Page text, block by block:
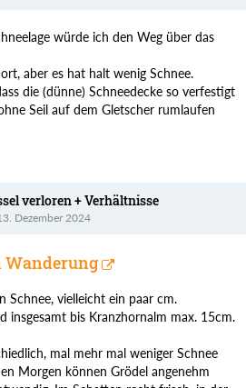
würde ich den Weg über das
aber es hat halt wenig Schnee.
die (dünne) Schneedecke so verfestigt
Seil auf dem Gletscher rumlaufen
verloren + Verhältnisse
Dezember 2024
Schnee, vielleicht ein paar cm.
insgesamt bis Kranzhornalm max. 15cm.
mal mehr mal weniger Schnee
Morgen können Grödel angenehm